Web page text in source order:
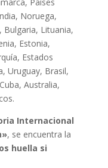
Noruega,
Bulgaria, Lituania,
Estonia,
Estados
Uruguay, Brasil,
Australia,
Internacional
, se encuentra la
huella si